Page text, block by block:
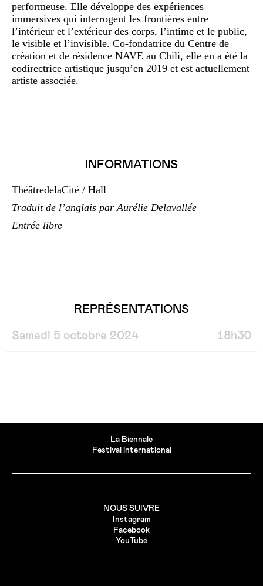
performeuse. Elle développe des expériences
immersives qui interrogent les frontières entre
l’intérieur et l’extérieur des corps, l’intime et le public,
le visible et l’invisible. Co-fondatrice du Centre de
création et de résidence NAVE au Chili, elle en a été la
codirectrice artistique jusqu’en 2019 et est actuellement
artiste associée.
INFORMATIONS
ThéâtredelaCité / Hall
Traduit de l’anglais par Aurélie Delavallée
Entrée libre
REPRÉSENTATIONS
Samedi 5 octobre 2024 18h30
La Biennale
Festival international
NOUS SUIVRE
Instagram
Facebook
YouTube